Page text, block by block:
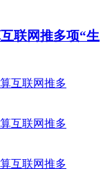
联网推多项“生